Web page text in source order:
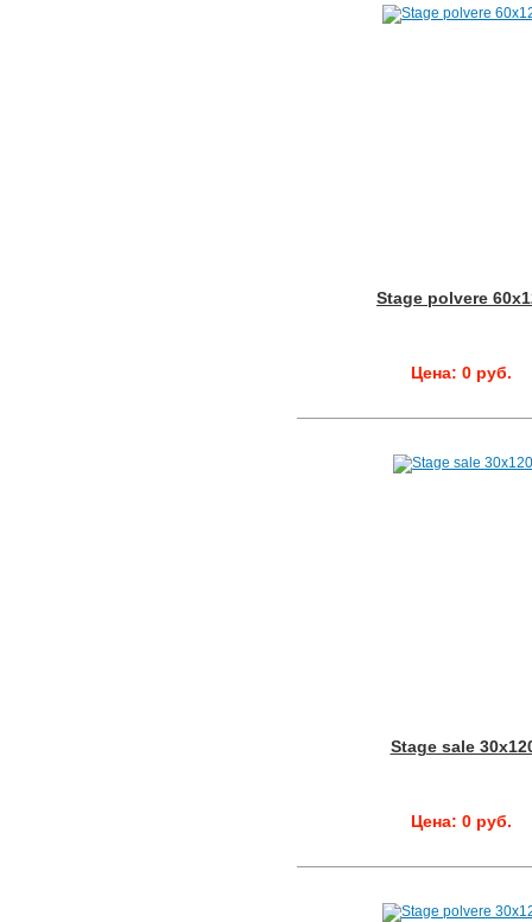
Stage polvere
Цена: 0 руб.
Stage sale
Цена: 0 руб.